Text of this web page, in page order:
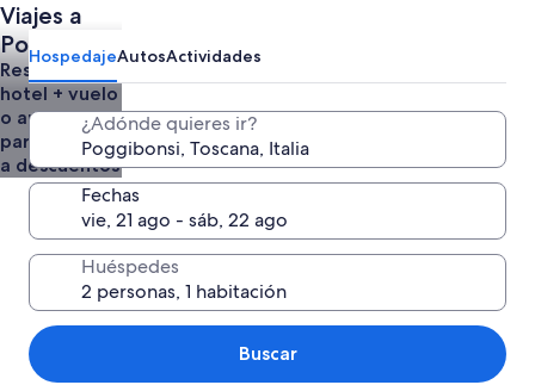
Viajes a
Poggibonsi
Reserva un
hotel + vuelo
o auto juntos
para acceder
a descuentos
HospedajeAutosActividades
¿Adónde quieres ir?
Fechas
Huéspedes
Buscar